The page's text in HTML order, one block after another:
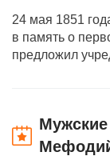
24 мая 1851
в память о
предложил